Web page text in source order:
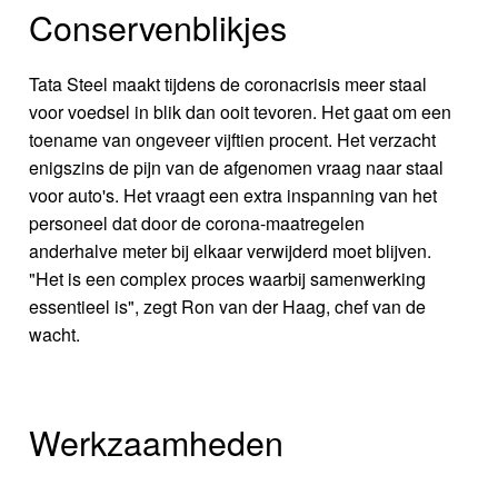
Conservenblikjes
Tata Steel maakt tijdens de coronacrisis meer staal
voor voedsel in blik dan ooit tevoren. Het gaat om een
toename van ongeveer vijftien procent. Het verzacht
enigszins de pijn van de afgenomen vraag naar staal
voor auto's. Het vraagt een extra inspanning van het
personeel dat door de corona-maatregelen
anderhalve meter bij elkaar verwijderd moet blijven.
"Het is een complex proces waarbij samenwerking
essentieel is", zegt Ron van der Haag, chef van de
wacht.
Werkzaamheden